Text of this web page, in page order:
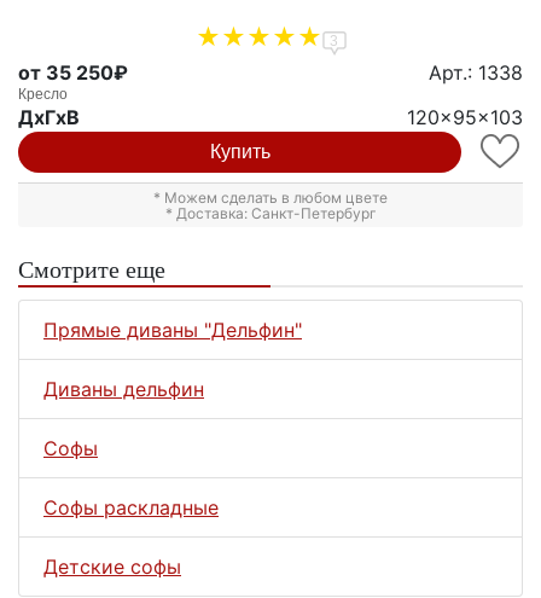
3
от 35 250₽ Арт.: 1338
Кресло
ДxГxВ 120x95x103
Купить
* Можем сделать в любом цвете
* Доставка: Санкт-Петербург
Смотрите еще
Прямые диваны "Дельфин"
Диваны дельфин
Софы
Софы раскладные
Детские софы